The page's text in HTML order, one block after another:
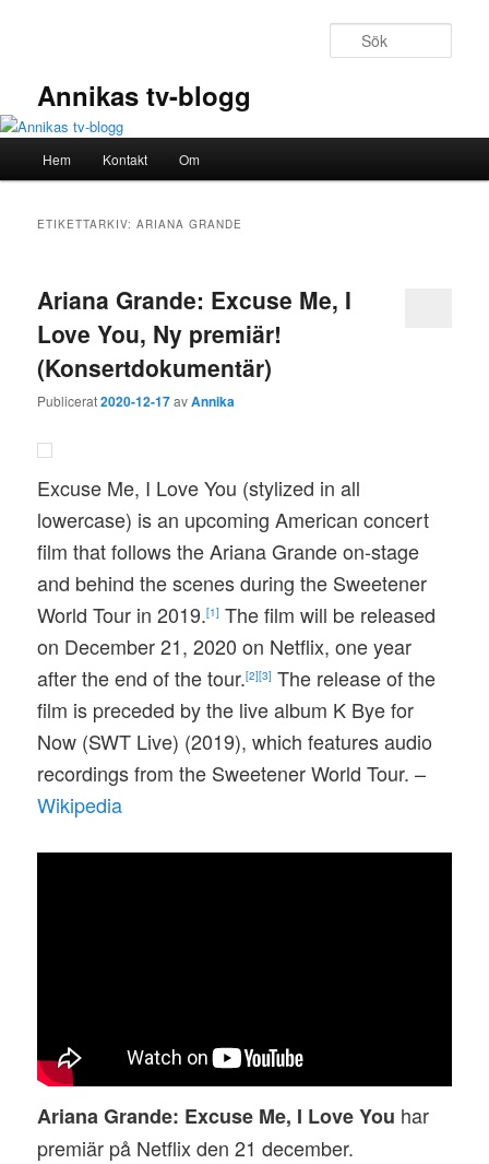
Annikas tv-blogg
Hem Kontakt Om
ETIKETTARKIV:ARIANA GRANDE
Ariana Grande: Excuse Me, I
Love You, Ny premiär!
(Konsertdokumentär)
Publicerat2020-12-17avAnnika
Excuse Me, I Love You (stylized in all
lowercase) is an upcoming American concert
film that follows the Ariana Grande on-stage
and behind the scenes during the Sweetener
World Tour in 2019.[1] The film will be released
on December 21, 2020 on Netflix, one year
after the end of the tour.[2][3] The release of the
film is preceded by the live album K Bye for
Now (SWT Live) (2019), which features audio
recordings from the Sweetener World Tour. –
Wikipedia
Ariana Grande: Excuse Me, I Love You har
premiär på Netflix den 21 december.